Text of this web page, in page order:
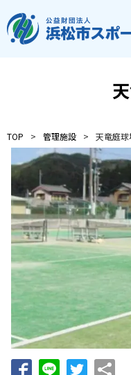
ご利用ガイド
よくある質問
協会について
管理施設
教室・イベントからの
浜松市民スポーツ祭
お知らせ
個人情報の取り扱いに関する基
TOP 管理施設 天竜庭球